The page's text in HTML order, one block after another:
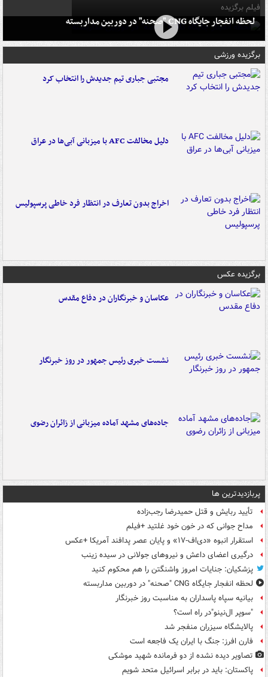
فیلم برگزیده
لحظه انفجار جایگاه CNG "صحنه" در دوربین مداربسته
برگزیده ورزشی
مجتبی جباری تیم جدیدش را انتخاب کرد
دلیل مخالفت AFC با میزبانی آبی‌ها در عراق
اخراج بدون تعارف در انتظار فرد خاطی پرسپولیس
برگزیده عکس
عکاسان و خبرنگاران در دفاع مقدس
نشست خبری رئیس جمهور در روز خبرنگار
جاده‌های مشهد آماده میزبانی از زائران رضوی
پربازدیدترین ها
تأیید ربایش و قتل حمیدرضا رجب‌زاده
مداح جوانی که در خون خود غلتید +فیلم
استقرار انبوه «دی‌اف‑۱۷» و پایان عصر پدافند آمریکا +عکس
درگیری اعضای داعش و نیروهای جولانی در سیده زینب
پزشکیان: جنایات امروز واشنگتن را هم محکوم کنید
لحظه انفجار جایگاه CNG "صحنه" در دوربین مداربسته
بیانیه سپاه پاسداران به مناسبت روز خبرنگار
"سوپر ال‌نینو"در راه است؟
پالایشگاه سیزران منفجر شد
فارن افرز: جنگ با ایران یک فاجعه است
تصاویر دیده‌ نشده از دو فرمانده شهید موشکی
پاکستان: باید در برابر اسرائیل متحد شویم